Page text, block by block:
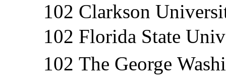
102 Clarkson
102 Florida State
102 The George